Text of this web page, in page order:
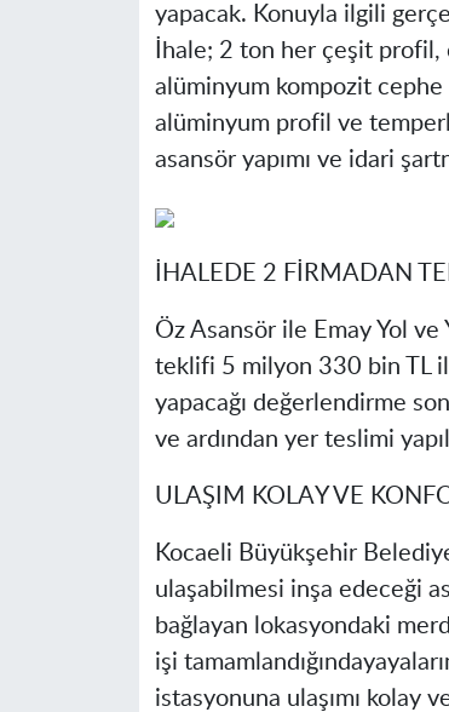
yapacak. Konuyla ilgili
İhale; 2 ton her çeşit
alüminyum kompozit
alüminyum profil ve
asansör yapımı ve idari
İHALEDE 2 FİRMADAN
Öz Asansör ile Emay Yol ve
teklifi 5 milyon 330 bin TL
yapacağı değerlendirme
ve ardından yer teslimi
ULAŞIM KOLAY VE
Kocaeli Büyükşehir
ulaşabilmesi inşa edeceği
bağlayan lokasyondaki
işi
istasyonuna ulaşımı kolay